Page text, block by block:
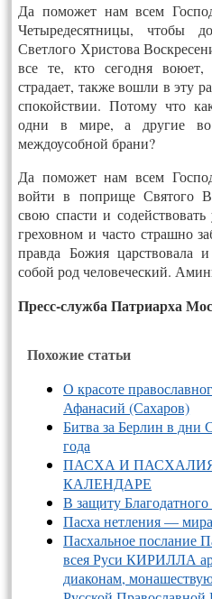
Да поможет нам всем
Четыредесятницы, чтобы
Светлого Христова
все те, кто сегодня воюет,
страдает, также вошли в эту
спокойствии. Потому что
одни в мире, а другие
междоусобной брани?
Да поможет нам всем
войти в поприще Святого
свою спасти и
греховном и часто страшно
правда Божия царствовала
собой род человеческий.
Пресс-служба Патриарха
Похожие статьи
О красоте
Афанасий (Сахаров)
Битва за Берлин в дни
года
ПАСХА И
КАЛЕНДАРЕ
В защиту Благодатного
Пасха нетления —
Пасхальное послание
всея Руси КИРИЛЛА
диаконам,